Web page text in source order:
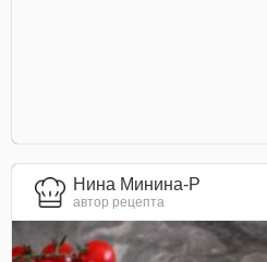
Нина Минина-Р
автор рецепта